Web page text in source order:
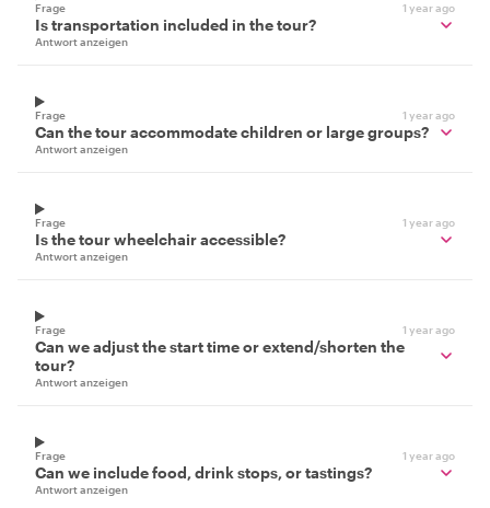
Frage 1 year ago
Is transportation included in the tour?
Antwort anzeigen
Frage 1 year ago
Can the tour accommodate children or large groups?
Antwort anzeigen
Frage 1 year ago
Is the tour wheelchair accessible?
Antwort anzeigen
Frage 1 year ago
Can we adjust the start time or extend/shorten the
tour?
Antwort anzeigen
Frage 1 year ago
Can we include food, drink stops, or tastings?
Antwort anzeigen